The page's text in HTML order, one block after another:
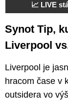
📈 LIVE
Synot Tip,
Liverpool
Liverpool je
hracom čase v
outsidera vo